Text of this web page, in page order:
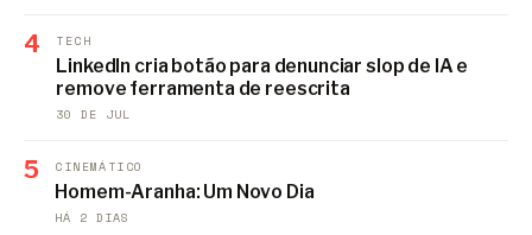
4 TECH
LinkedIn cria botão para denunciar slop de IA e
remove ferramenta de reescrita
30 DE JUL
5 CINEMÁTICO
Homem-Aranha: Um Novo Dia
HÁ 2 DIAS